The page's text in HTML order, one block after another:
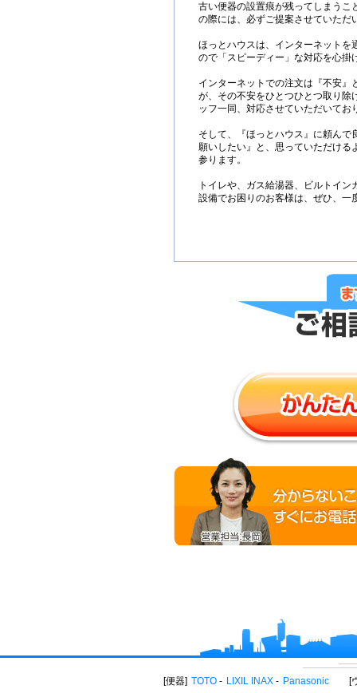
古い便器の設置痕が残ってしまうこ
の際には、必ずご提案させていただ
ほっとハウスは、インターネットを
ので「スピーディー」な対応を心掛
インターネットでの注文は『不安』
が、その不安をひとつひとつ取り除
ッフ一同、対応させていただいてお
そして、『ほっとハウス』に頼んで
願いしたい』と、思っていただける
参ります。
トイレや、ガス給湯器、ビルトイ
設備でお困りのお客様は、ぜひ、一
便器 TOTO LIXIL INAX Panasonic